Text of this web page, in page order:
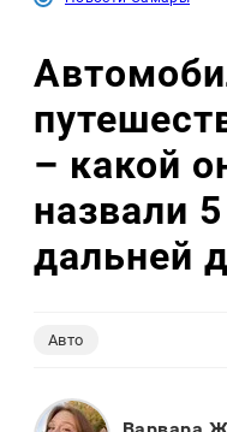
– какой
назвали
дальней
Авто